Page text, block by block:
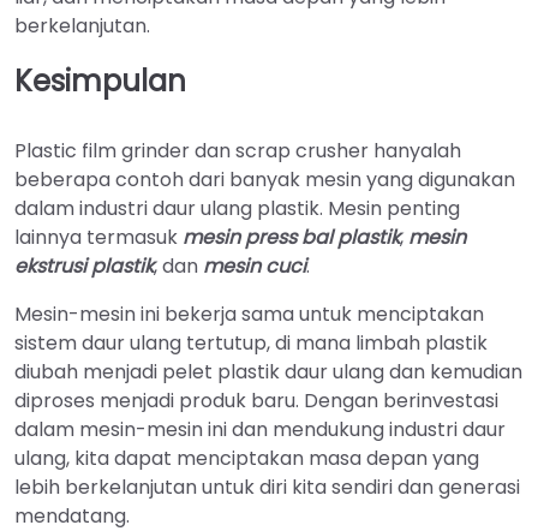
berkelanjutan.
Kesimpulan
Plastic film grinder dan scrap crusher hanyalah
beberapa contoh dari banyak mesin yang digunakan
dalam industri daur ulang plastik. Mesin penting
lainnya termasuk mesin press bal plastik, mesin
ekstrusi plastik, dan mesin cuci.
Mesin-mesin ini bekerja sama untuk menciptakan
sistem daur ulang tertutup, di mana limbah plastik
diubah menjadi pelet plastik daur ulang dan kemudian
diproses menjadi produk baru. Dengan berinvestasi
dalam mesin-mesin ini dan mendukung industri daur
ulang, kita dapat menciptakan masa depan yang
lebih berkelanjutan untuk diri kita sendiri dan generasi
mendatang.